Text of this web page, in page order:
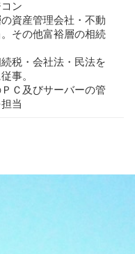
ン
資産管理会社・不動
その他富裕層の相続
税・会社法・⺠法を
事。
Ｃ及びサーバーの管
当